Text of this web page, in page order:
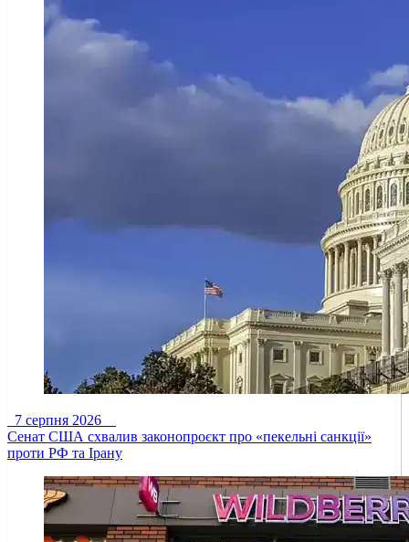
7 серпня 2026
Сенат США схвалив законопроєкт про «пекельні санкції»
проти РФ та Ірану